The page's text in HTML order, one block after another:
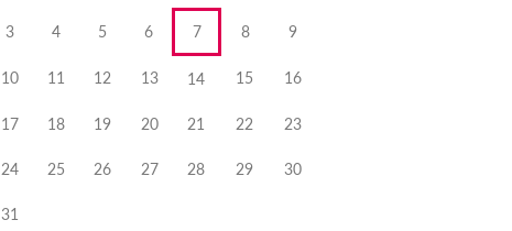
3 4 5 6 7 8 9
10 11 12 13 14 15 16
17 18 19 20 21 22 23
24 25 26 27 28 29 30
31